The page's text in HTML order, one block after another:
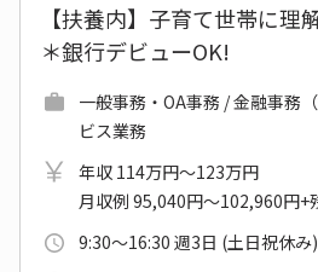
【扶養内】子育て世帯に
＊銀行デビューOK!
一般事務・OA事務 / 金融事務
ビス業務
年収 114万円～123万円
月収例 95,040円～102,960円+
9:30～16:30 週3日 (土日祝休み)